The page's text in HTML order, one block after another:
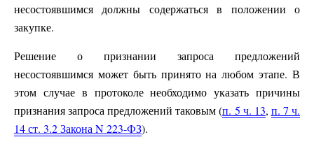
несостоявшимся должны содержаться в положении о
закупке.
Решение о признании запроса предложений
несостоявшимся может быть принято на любом этапе. В
этом случае в протоколе необходимо указать причины
признания запроса предложений таковым (п. 5 ч. 13, п. 7 ч.
14 ст. 3.2 Закона N 223-ФЗ).